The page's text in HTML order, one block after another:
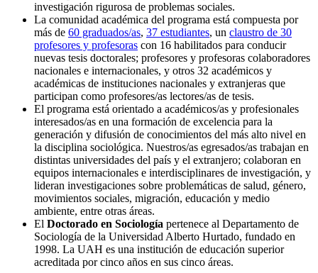
investigación rigurosa de problemas sociales.
La comunidad académica del programa está compuesta por
más de 60 graduados/as, 37 estudiantes, un claustro de 30
profesores y profesoras con 16 habilitados para conducir
nuevas tesis doctorales; profesores y profesoras colaboradores
nacionales e internacionales, y otros 32 académicos y
académicas de instituciones nacionales y extranjeras que
participan como profesores/as lectores/as de tesis.
El programa está orientado a académicos/as y profesionales
interesados/as en una formación de excelencia para la
generación y difusión de conocimientos del más alto nivel en
la disciplina sociológica. Nuestros/as egresados/as trabajan en
distintas universidades del país y el extranjero; colaboran en
equipos internacionales e interdisciplinares de investigación, y
lideran investigaciones sobre problemáticas de salud, género,
movimientos sociales, migración, educación y medio
ambiente, entre otras áreas.
El Doctorado en Sociología pertenece al Departamento de
Sociología de la Universidad Alberto Hurtado, fundado en
1998. La UAH es una institución de educación superior
acreditada por cinco años en sus cinco áreas.